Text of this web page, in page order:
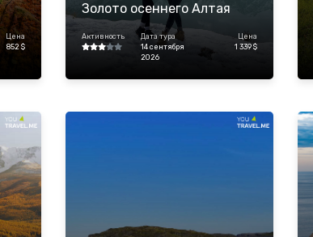
Цена
852 $
Золото осеннего Алтая
Активность
Дата тура
14 сентября
2026
Цена
1 339 $